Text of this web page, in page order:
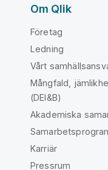
Om Qlik
Företag
Ledning
Vårt
Mångfald,
(DEI&B)
Akademiska
Karriär
Pressrum